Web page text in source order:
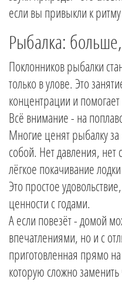
если вы привыкли к
Рыбалка:
Поклонников рыбалки
только в улове. Это
концентрации и
Всё внимание - на
Многие ценят рыбалку
собой. Нет давления,
лёгкое покачивание
Это простое
ценности с годами.
А если повезёт - домой
впечатлениями, но и с
приготовленная прямо
которую сложно